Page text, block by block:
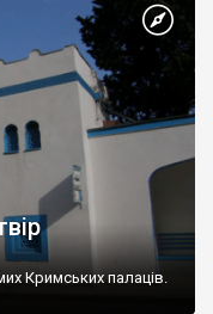
Кримських палаців.